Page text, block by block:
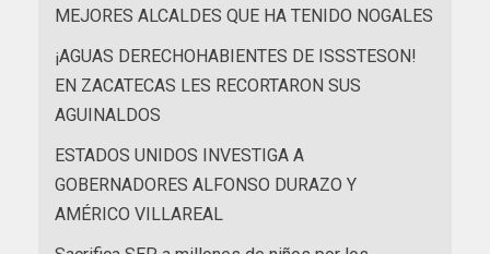
MEJORES ALCALDES QUE HA TENIDO NOGALES
¡AGUAS DERECHOHABIENTES DE ISSSTESON!
EN ZACATECAS LES RECORTARON SUS
AGUINALDOS
ESTADOS UNIDOS INVESTIGA A
GOBERNADORES ALFONSO DURAZO Y
AMÉRICO VILLAREAL